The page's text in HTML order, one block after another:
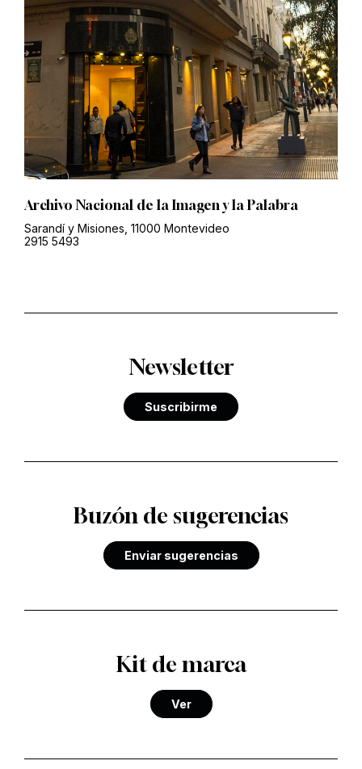
Archivo Nacional de la Imagen y la Palabra
Sarandí y Misiones, 11000 Montevideo
2915 5493
Newsletter
Suscribirme
Buzón de sugerencias
Enviar sugerencias
Kit de marca
Ver